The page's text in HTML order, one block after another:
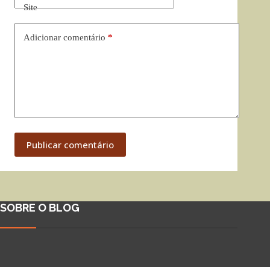
Site
Adicionar comentário *
Publicar comentário
SOBRE O BLOG